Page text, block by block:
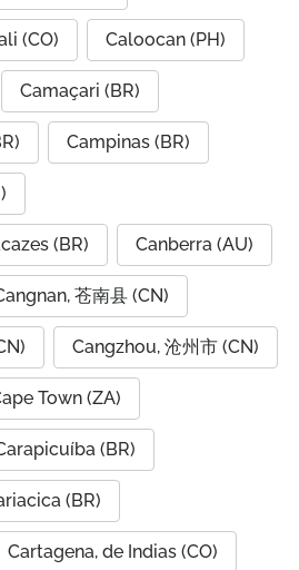
(CO) Caloocan (PH)
Camaçari (BR)
Campinas (BR)
(BR) Canberra (AU)
苍南县 (CN)
Cangzhou, 沧州市 (CN)
Town (ZA)
(BR)
(BR)
Cartagena, de Indias (CO)